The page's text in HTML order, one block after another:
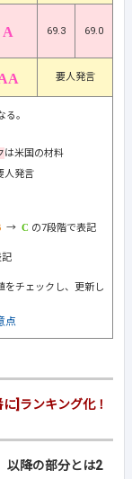
69.3 69.0
要人発言
。
は米国の材料
人発言
→ の7段階で表記
記
チェックし、更新し
点
]ランキング化！
以降の部分とは2